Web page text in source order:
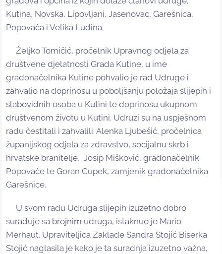
Kutina, Novska, Lipovljani, Jasenovac, Garešnica,
Popovača i Velika Ludina.
Željko Tomičić, pročelnik Upravnog odjela za
društvene djelatnosti Grada Kutine, u ime
gradonačelnika Kutine pohvalio je rad Udruge i
zahvalio na doprinosu u poboljšanju položaja slijepih i
slabovidnih osoba u Kutini te doprinosu ukupnom
društvenom životu u Kutini. Udruzi su na uspješnom
radu čestitali i zahvalili: Alenka Ljubešić, pročelnica
županijskog odjela za zdravstvo, socijalnu skrb i
hrvatske branitelje, Josip Mišković, gradonačelnik
Popovače te Goran Cupek, zamjenik gradonačelnika
Garešnice.
U svom radu Udruga slijepih izuzetno dobro
surađuje sa brojnim udruga, istaknuo je Mario
Merhaut. Upraviteljica Zaklade Sandra Stojić Biserka
Stojić naglasila je kako je ta suradnja izuzetno važna,